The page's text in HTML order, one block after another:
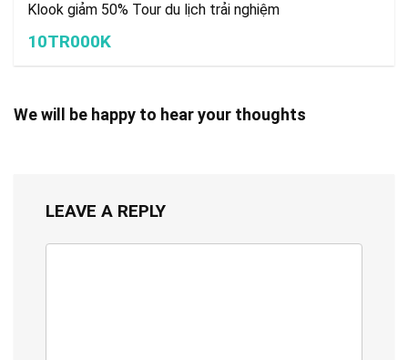
Klook giảm 50% Tour du lịch trải nghiệm
10TR000K
We will be happy to hear your thoughts
LEAVE A REPLY